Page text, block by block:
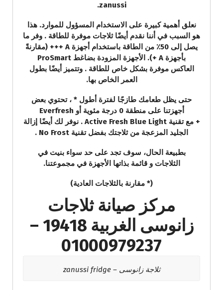
zanussi.
نعلق أهمية كبيرة على الاستخدام المسؤول للموارد. هذا
هو السبب في أننا نقدم أيضًا ثلاجات موفرة للطاقة . وفر ما
يصل إلى 50٪ من الطاقة باستخدام أجهزة A +++ (مقارنةً
بأجهزة A +). الأجهزة المزودة بضاغط ProSmart
العاكس موفرة بشكل خاص للطاقة . وتتميز أيضًا بطول
العمر الخاص بها.
حتى يظل طعامك طازجًا لفترة أطول * ، تحتوي بعض
أجهزتنا على منطقة 0 درجة مئوية أو Everfresh
+ مع تقنية Active Fresh Blue Light . نوفر لك أيضًا إزالة
الجليد المزعجة من ثلاجتك بفضل تقنية No Frost .
بطبيعة الحال، سوف تجد على حد سواء بنيت في
الثلاجات و قائمة بذاتها الأجهزة في مجموعتنا.
(* مقارنة بالثلاجات العادية)
مركز صيانة ثلاجات
زانوسى الغربية 19418 –
01000979237
ثلاجة زانوسى – zanussi fridge